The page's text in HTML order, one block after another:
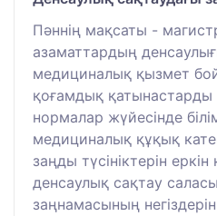
Пәннің мақсаты -
азаматтардың
медициналық қызмет
қоғамдық қатынастарды
нормалар жүйесінде
медициналық құқық
заңды түсініктерін
денсаулық сақтау
заңнамасының